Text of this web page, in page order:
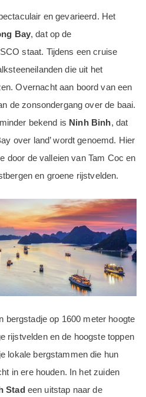
en gevarieerd. Het
Bay, dat op de
staat. Tijdens een cruise
die uit het
Overnacht aan boord van een
de zonsondergang over de baai.
bekend is Ninh Binh, dat
over land’ wordt genoemd. Hier
door de valleien van Tam Coc en
en groene rijstvelden.
bergstadje op 1600 meter hoogte
rijstvelden en de hoogste toppen
lokale bergstammen die hun
in ere houden. In het zuiden
Stad een uitstap naar de